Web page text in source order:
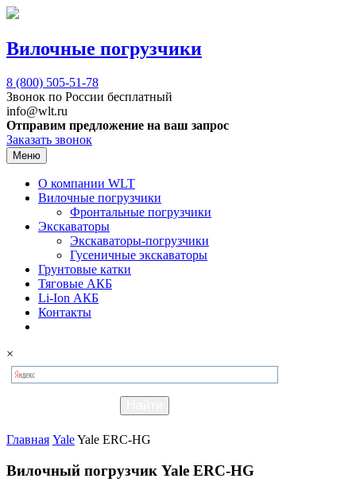
Вилочные погрузчики
8 (800) 505-51-78
Звонок по России бесплатный
info@wlt.ru
Отправим предложение на ваш запрос
Заказать звонок
Меню
О компании WLT
Вилочные погрузчики
Фронтальные погрузчики
Экскаваторы
Экскаваторы-погрузчики
Гусеничные экскаваторы
Грунтовые катки
Тяговые АКБ
Li-Ion АКБ
Контакты
×
Главная YaleYale ERC-HG
Вилочный погрузчик Yale ERC-HG